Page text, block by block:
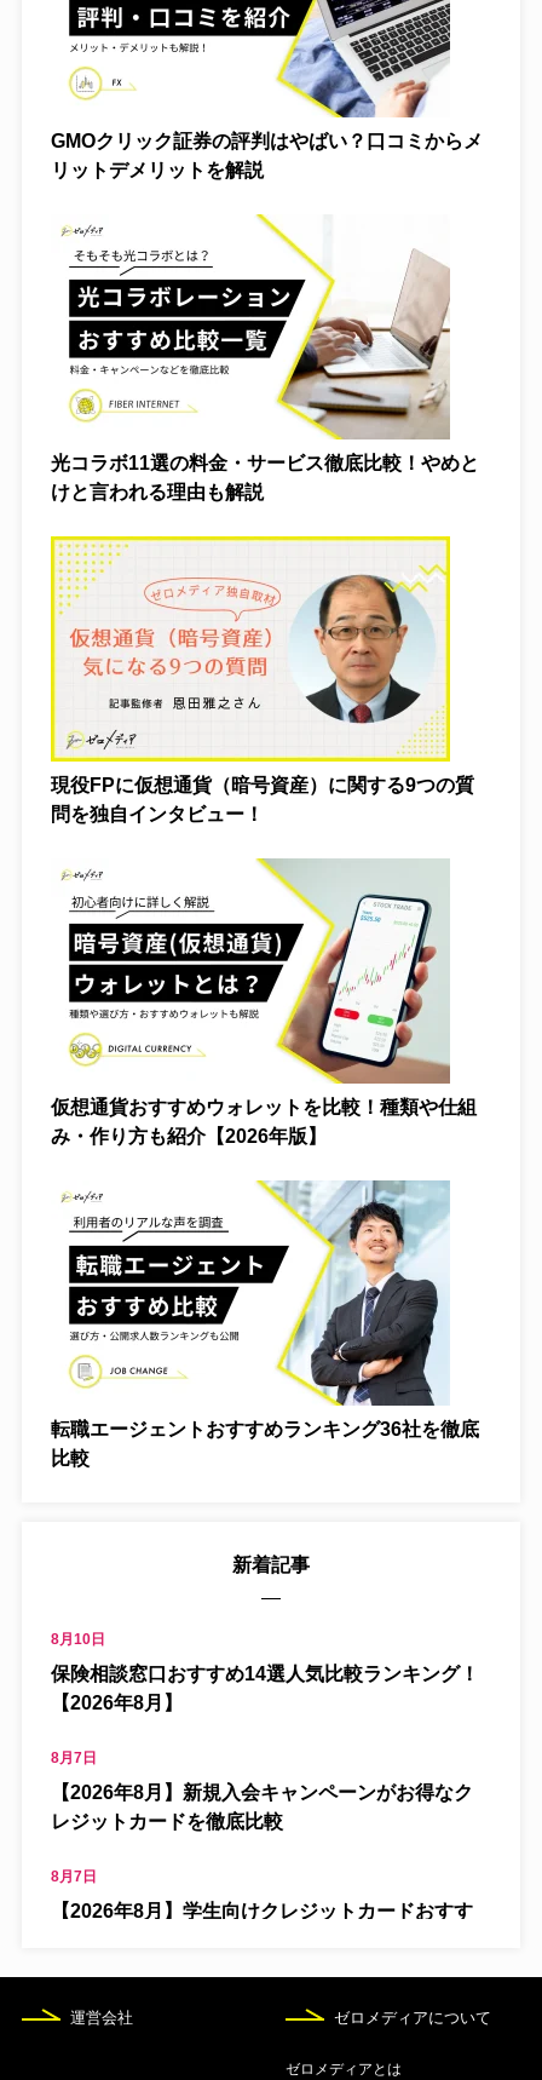
GMOクリック証券の評判はやばい？口コミからメ
リットデメリットを解説
光コラボ11選の料金・サービス徹底比較！やめと
けと言われる理由も解説
現役FPに仮想通貨（暗号資産）に関する9つの質
問を独自インタビュー！
仮想通貨おすすめウォレットを比較！種類や仕組
み・作り方も紹介【2026年版】
転職エージェントおすすめランキング36社を徹底
比較
新着記事
8月10日
保険相談窓口おすすめ14選人気比較ランキング！
【2026年8月】
8月7日
【2026年8月】新規入会キャンペーンがお得なク
レジットカードを徹底比較
8月7日
【2026年8月】学生向けクレジットカードおすす
クレジットカード究極の1枚はコレ！究極メインカ
運営会社 ゼロメディアについて
ゼロメディアとは
独自調査
オリパ
保険
仮想通貨
電力
FX
クレジットカード
格安SIM
Wi-Fi
光回線
体験談